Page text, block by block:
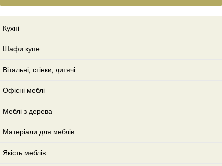
Кухні
Шафи купе
Вітальні, стінки, дитячі
Офісні меблі
Меблі з дерева
Матеріали для меблів
Якість меблів